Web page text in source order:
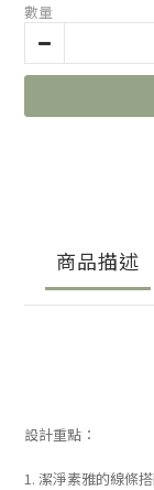
數量
商品描述
設計重點：
1. 潔淨素雅的線條